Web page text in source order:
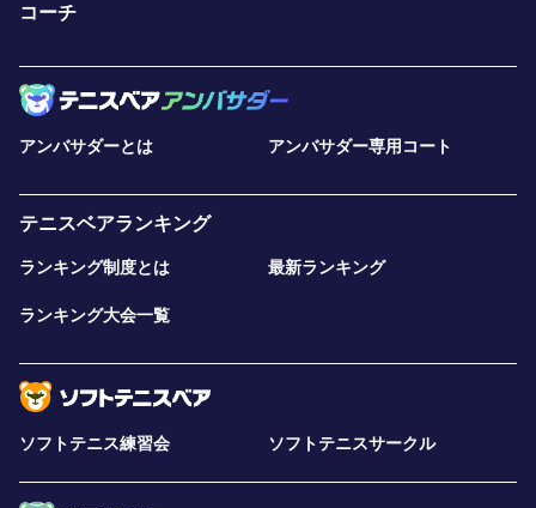
コーチ
アンバサダーとは アンバサダー専用コート
テニスベアランキング
ランキング制度とは 最新ランキング
ランキング大会一覧
ソフトテニス練習会 ソフトテニスサークル